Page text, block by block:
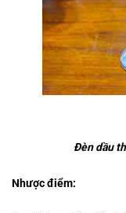
Đèn dầu
Nhược điểm: